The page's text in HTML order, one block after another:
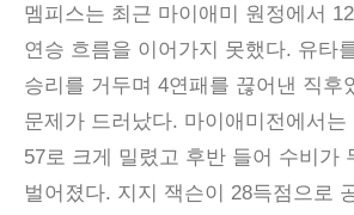
멤피스는 최근 마이애미 원정에서
연승 흐름을 이어가지 못했다. 유타
승리를 거두며 4연패를 끊어낸 직후
문제가 드러났다. 마이애미전에서는
57로 크게 밀렸고 후반 들어 수비가
벌어졌다. 지지 잭슨이 28득점으로